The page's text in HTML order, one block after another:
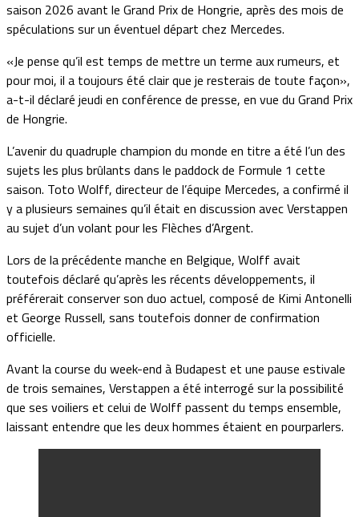
saison 2026 avant le Grand Prix de Hongrie, après des mois de
spéculations sur un éventuel départ chez Mercedes.
«Je pense qu’il est temps de mettre un terme aux rumeurs, et
pour moi, il a toujours été clair que je resterais de toute façon»,
a-t-il déclaré jeudi en conférence de presse, en vue du Grand Prix
de Hongrie.
L’avenir du quadruple champion du monde en titre a été l’un des
sujets les plus brûlants dans le paddock de Formule 1 cette
saison. Toto Wolff, directeur de l’équipe Mercedes, a confirmé il
y a plusieurs semaines qu’il était en discussion avec Verstappen
au sujet d’un volant pour les Flèches d’Argent.
Lors de la précédente manche en Belgique, Wolff avait
toutefois déclaré qu’après les récents développements, il
préférerait conserver son duo actuel, composé de Kimi Antonelli
et George Russell, sans toutefois donner de confirmation
officielle.
Avant la course du week-end à Budapest et une pause estivale
de trois semaines, Verstappen a été interrogé sur la possibilité
que ses voiliers et celui de Wolff passent du temps ensemble,
laissant entendre que les deux hommes étaient en pourparlers.